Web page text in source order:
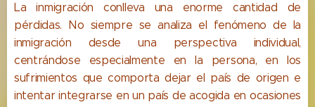
La inmigración conlleva una enorme cantidad de
pérdidas. No siempre se analiza el fenómeno de la
inmigración desde una perspectiva individual,
centrándose especialmente en la persona, en los
sufrimientos que comporta dejar el país de origen e
intentar integrarse en un país de acogida en ocasiones